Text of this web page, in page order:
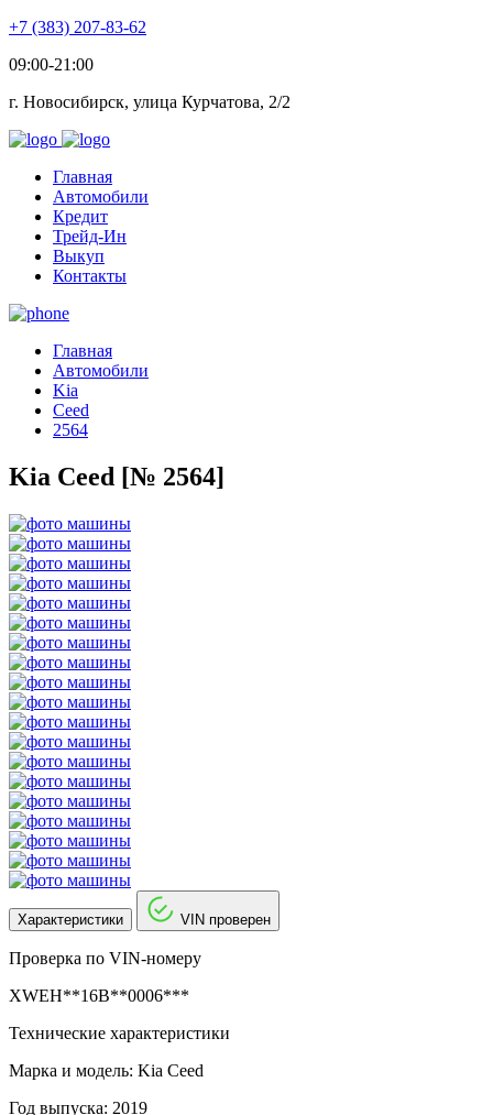
+7 (383) 207-83-62
09:00-21:00
г. Новосибирск, улица Курчатова, 2/2
Главная
Автомобили
Кредит
Трейд-Ин
Выкуп
Контакты
Главная
Автомобили
Kia
Ceed
2564
Kia Ceed [№ 2564]
Характеристики VIN проверен
Проверка по VIN-номеру
XWEH**16B**0006***
Технические характеристики
Марка и модель: Kia Ceed
Год выпуска: 2019